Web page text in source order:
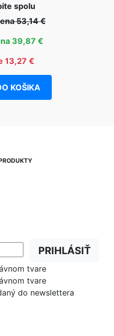
spolu
53,14 €
39,87 €
13,27 €
KOŠIKA
PRIHLÁSIŤ
tvare
tvare
do newslettera